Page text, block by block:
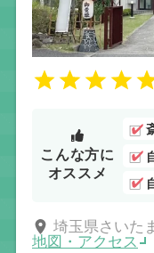
こんな方に
オススメ
埼玉県さいた
地図・アクセス